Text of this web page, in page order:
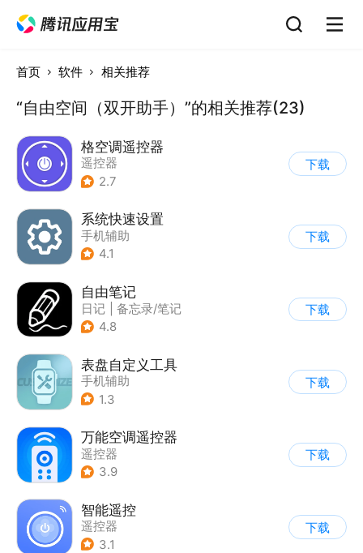
首页 软件 相关推荐
“自由空间（双开助手）”的相关推荐(23)
格空调遥控器
遥控器
2.7
下载
系统快速设置
手机辅助
4.1
下载
自由笔记
日记
备忘录/笔记
4.8
下载
表盘自定义工具
手机辅助
1.3
下载
万能空调遥控器
遥控器
3.9
下载
智能遥控
遥控器
3.1
下载